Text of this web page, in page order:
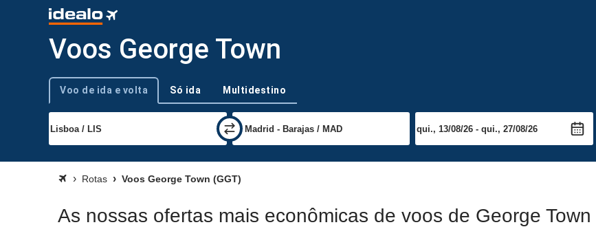
Voos George Town
Tipo de viagem
Voo de ida e volta Só ida Multidestino
Rotas Voos George Town (GGT)
As nossas ofertas mais econômicas de voos de George Town